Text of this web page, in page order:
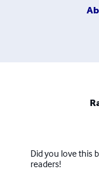
Did you love this
readers!